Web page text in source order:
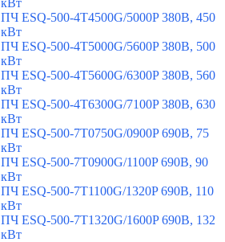
кВт
ПЧ ESQ-500-4T4500G/5000P 380В, 450
кВт
ПЧ ESQ-500-4T5000G/5600P 380В, 500
кВт
ПЧ ESQ-500-4T5600G/6300P 380В, 560
кВт
ПЧ ESQ-500-4T6300G/7100P 380В, 630
кВт
ПЧ ESQ-500-7T0750G/0900P 690В, 75
кВт
ПЧ ESQ-500-7T0900G/1100P 690В, 90
кВт
ПЧ ESQ-500-7T1100G/1320P 690В, 110
кВт
ПЧ ESQ-500-7T1320G/1600P 690В, 132
кВт